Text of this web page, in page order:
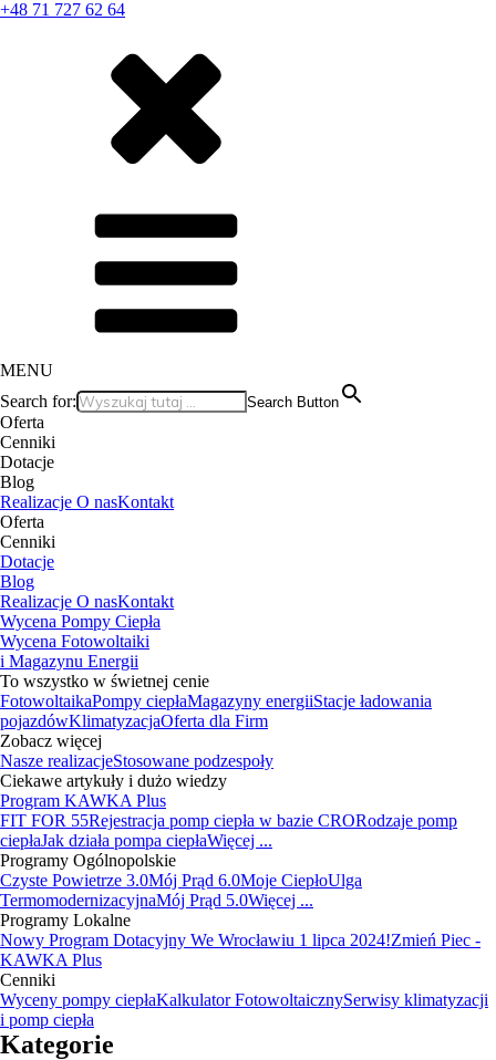
+48 71 727 62 64
MENU
Search for:
Search Button
Oferta
Cenniki
Dotacje
Blog
Realizacje O nasKontakt
Oferta
Cenniki
Dotacje
Blog
Realizacje O nasKontakt
Wycena Pompy Ciepła
Wycena Fotowoltaiki
i Magazynu Energii
To wszystko w świetnej cenie
FotowoltaikaPompy ciepłaMagazyny energiiStacje ładowania
pojazdówKlimatyzacjaOferta dla Firm
Zobacz więcej
Nasze realizacjeStosowane podzespoły
Ciekawe artykuły i dużo wiedzy
Program KAWKA Plus
FIT FOR 55Rejestracja pomp ciepła w bazie CRORodzaje pomp
ciepłaJak działa pompa ciepłaWięcej ...
Programy Ogólnopolskie
Czyste Powietrze 3.0Mój Prąd 6.0Moje CiepłoUlga
TermomodernizacyjnaMój Prąd 5.0Więcej ...
Programy Lokalne
Nowy Program Dotacyjny We Wrocławiu 1 lipca 2024!Zmień Piec -
KAWKA Plus
Cenniki
Wyceny pompy ciepłaKalkulator FotowoltaicznySerwisy klimatyzacji
i pomp ciepła
Kategorie